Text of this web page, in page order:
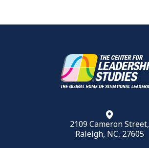
2109 Cameron Street,
Raleigh, NC, 27605